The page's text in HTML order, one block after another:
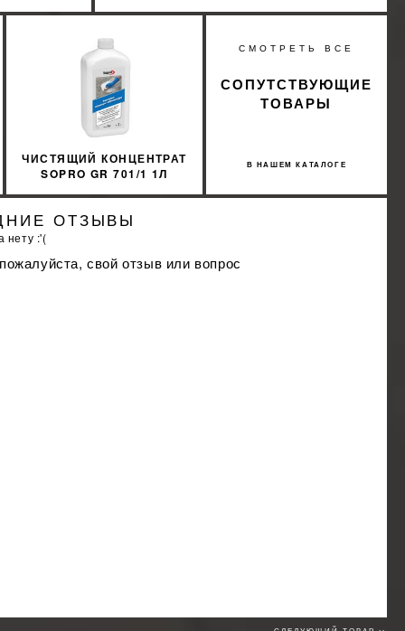
ЧИСТЯЩИЙ КОНЦЕНТРАТ
SOPRO GR 701/1 1Л
СМОТРЕТЬ ВСЕ
В НАШЕМ КАТАЛОГЕ
СОПУТСТВУЮЩИЕ
ТОВАРЫ
ОТЗЫВЫ
нету :'(
свой отзыв или вопрос